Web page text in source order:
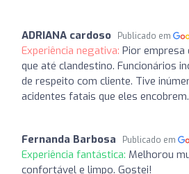
ADRIANA cardoso Publicado em
Experiência negativa: Pior empresa
que até clandestino. Funcionários
de respeito com cliente. Tive
acidentes fatais que eles encobrem.
Fernanda Barbosa Publicado em
Experiência fantástica: Melhorou
confortável e limpo. Gostei!